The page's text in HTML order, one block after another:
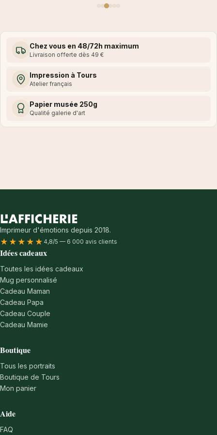
arbres et s'assure de notre réel engagement pour l'environnement.
souhaitons de bien vous amuser pour créer votre déco !
Chez vous en 48/72h maximum
Livraison offerte dès 49 €
Impression à Tours
Atelier français
Papier musée 250g
Qualité galerie d'art
Imprimeur d'émotions depuis 2018.
★★★★★ 4,8/5 — 6 000 avis clients
Idées cadeaux
Toutes les idées cadeaux
Mug personnalisé
Cadeau Maman
Cadeau Papa
Cadeau Couple
Cadeau Mamie
Boutique
Tous les portraits
Boutique de Tours
Mon panier
Aide
FAQ